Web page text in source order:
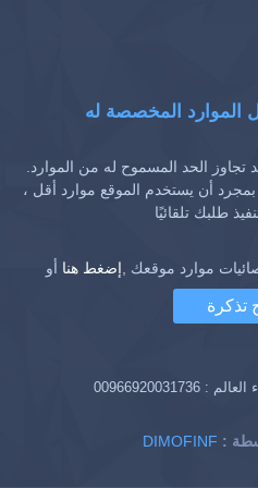
الموارد المخصصة له
تجاوز الحد المسموح له من الموارد.
أن يستخدم الموقع موارد أقل ،
طلبك تلقائيًا
موارد موقعك ,إضغط هنا أو
تذكرة
العالم : 00966920031736
DIMOFINF